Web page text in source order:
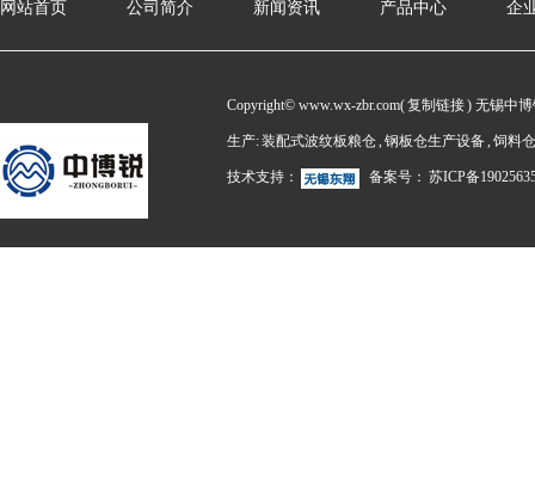
网站首页 公司简介 新闻资讯 产品中心 企
Copyright© www.wx-zbr.com(复制链接) 无锡中
生产:装配式波纹板粮仓, 钢板仓生产设备, 饲料
技术支持： 备案号： 苏ICP备